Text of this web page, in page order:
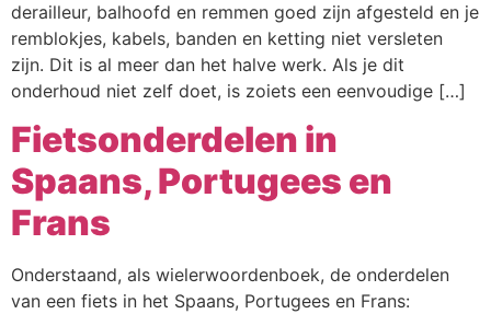
Ervaringen
Regio’s
Agenda
Webshop
Contact
derailleur, balhoofd en remmen goed zijn afgesteld en je
remblokjes, kabels, banden en ketting niet versleten
zijn. Dit is al meer dan het halve werk. Als je dit
onderhoud niet zelf doet, is zoiets een eenvoudige […]
Fietsonderdelen in
Spaans, Portugees en
Frans
Onderstaand, als wielerwoordenboek, de onderdelen
van een fiets in het Spaans, Portugees en Frans: